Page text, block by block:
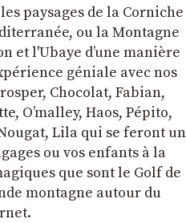
paysages de la Corniche
ou la Montagne
et l'Ubaye dʼune manière
géniale avec nos
Chocolat, Fabian,
Oʼmalley, Haos, Pépito,
Lila qui se feront un
ou vos enfants à la
que sont le Golf de
montagne autour du